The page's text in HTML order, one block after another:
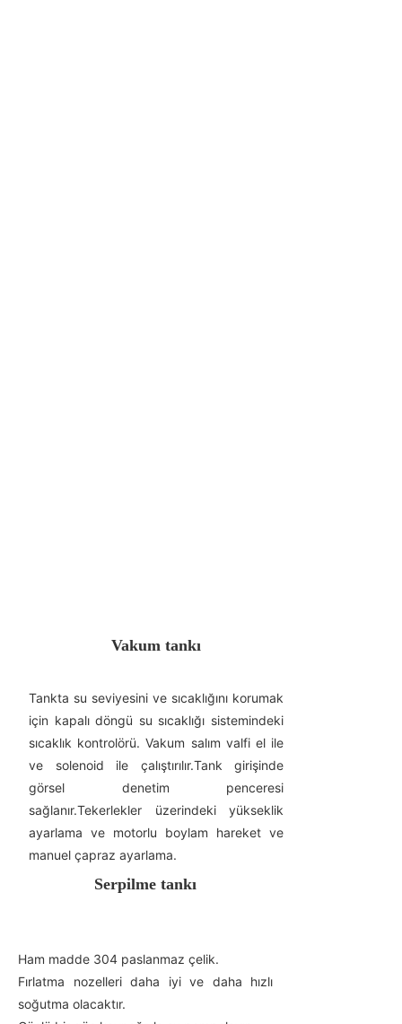
Vakum tankı
Tankta su seviyesini ve sıcaklığını korumak
için kapalı döngü su sıcaklığı sistemindeki
sıcaklık kontrolörü. Vakum salım valfi el ile
ve solenoid ile çalıştırılır.Tank girişinde
görsel denetim penceresi
sağlanır.Tekerlekler üzerindeki yükseklik
ayarlama ve motorlu boylam hareket ve
manuel çapraz ayarlama.
Serpilme tankı
Ham madde 304 paslanmaz çelik.
Fırlatma nozelleri daha iyi ve daha hızlı
soğutma olacaktır.